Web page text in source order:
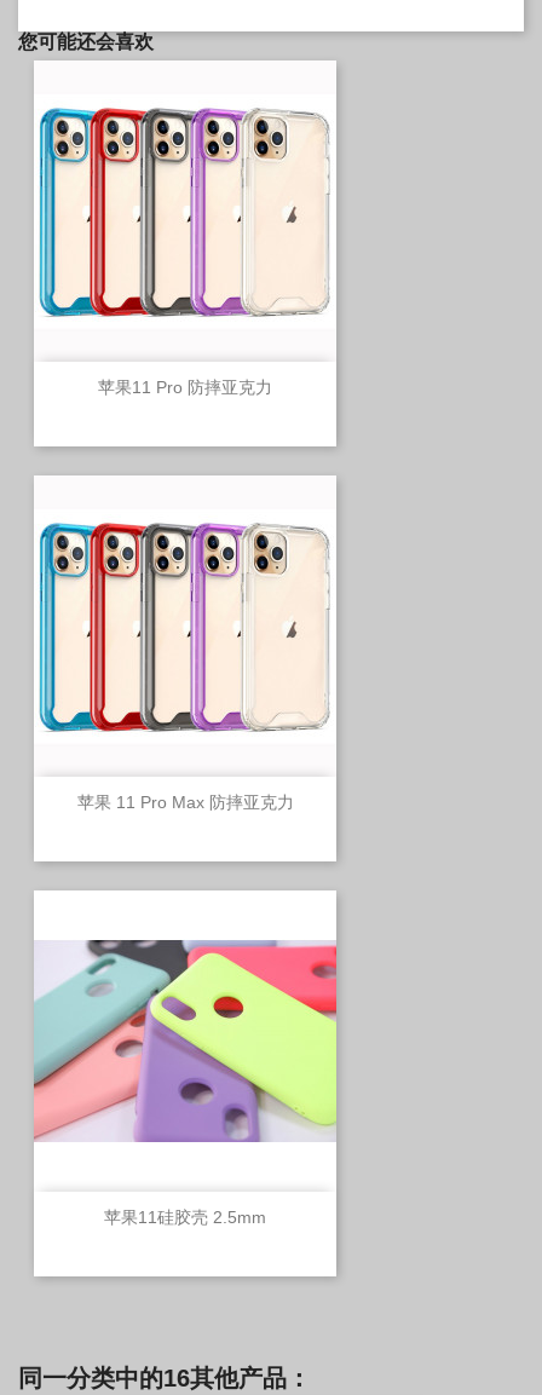
您可能还会喜欢
苹果11 Pro 防摔亚克力
苹果 11 Pro Max 防摔亚克力
苹果11硅胶壳 2.5mm
同一分类中的16其他产品：